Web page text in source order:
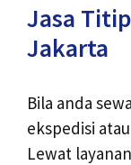
Jasa
Jakarta
Bila anda
ekspedisi
Lewat